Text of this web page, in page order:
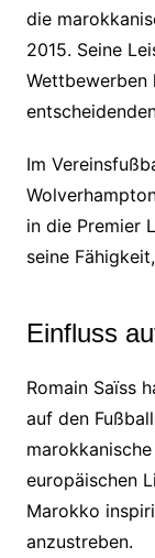
die
2015. Seine
Wettbewerben
Im
in die Premier
seine
Einfluss
Romain Saïss
auf den
europäischen
Marokko
anzustreben.